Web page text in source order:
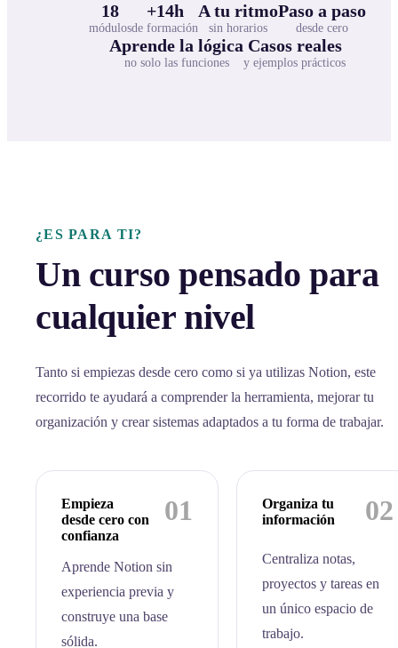
18
módulos
+14h
de formación
A tu ritmo
sin horarios
Paso a paso
desde cero
Aprende la lógica
no solo las funciones
Casos reales
y ejemplos prácticos
¿ES PARA TI?
Un curso pensado para
cualquier nivel
Tanto si empiezas desde cero como si ya utilizas Notion, este
recorrido te ayudará a comprender la herramienta, mejorar tu
organización y crear sistemas adaptados a tu forma de trabajar.
01
Empieza
desde cero con
confianza
Aprende Notion sin
experiencia previa y
construye una base
sólida.
02
Organiza tu
información
Centraliza notas,
proyectos y tareas en
un único espacio de
trabajo.